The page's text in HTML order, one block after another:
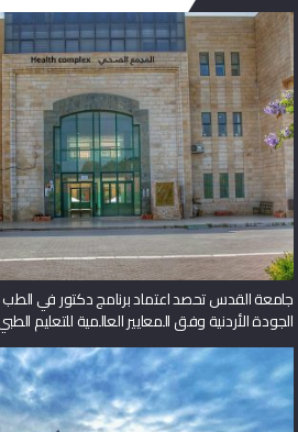
جامعة القدس تحصد اعتماد برنامج دكتور في
الجودة الأردنية وفق المعايير العالمية للتعليم